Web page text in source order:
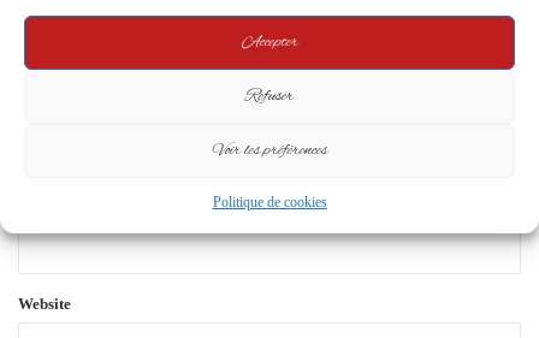
Accepter
Refuser
Voir les préférences
Politique de cookies
n
Website